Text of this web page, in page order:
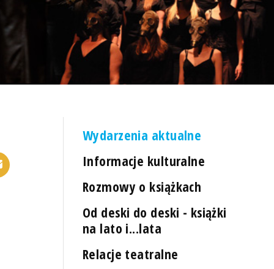
Wydarzenia aktualne
Informacje kulturalne
Rozmowy o książkach
Od deski do deski - książki
na lato i...lata
Relacje teatralne